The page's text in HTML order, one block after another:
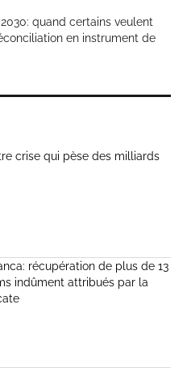
quand certains veulent
en instrument de
crise qui pèse des milliards
récupération de plus de 13
indûment attribués par la